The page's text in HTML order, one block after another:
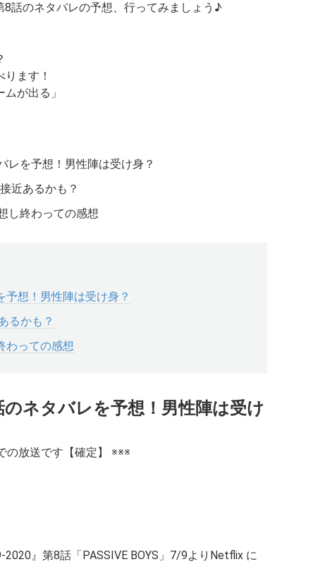
8話のネタバレの予想、行ってみましょう♪
ます！
が出る」
レを予想！男性陣は受け身？
近あるかも？
し終わっての感想
想！男性陣は受け身？
るかも？
わっての感想
ネタバレを予想！男性陣は受け
の放送です【確定】 ※※※
2020』第8話「PASSIVE BOYS」7/9よりNetflix に